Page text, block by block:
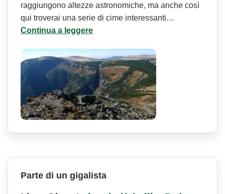
raggiungono altezze astronomiche, ma anche così
qui troverai una serie di cime interessanti…
Continua a leggere
Parte di un gigalista